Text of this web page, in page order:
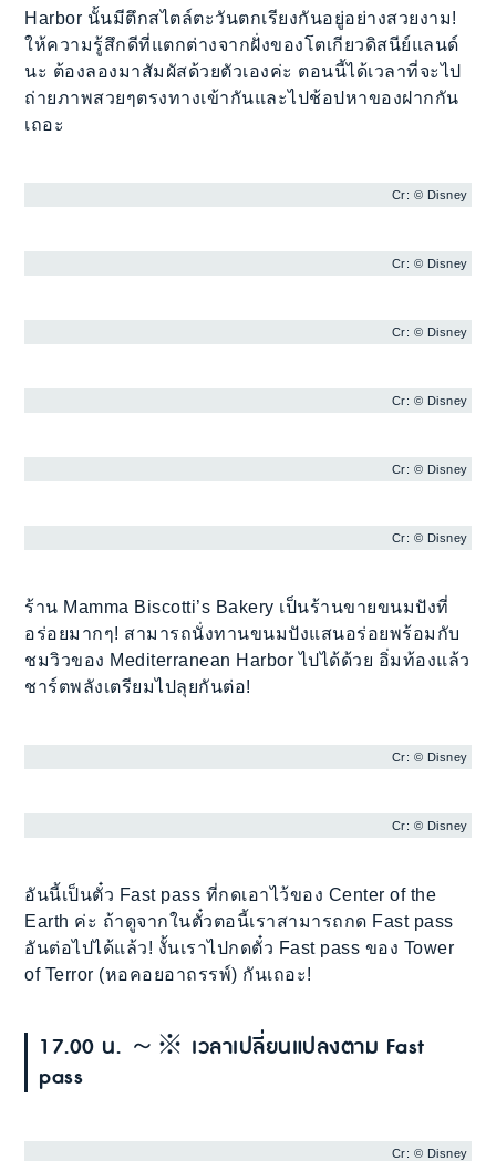
Harbor นั้นมีตึกสไตล์ตะวันตกเรียงกันอยู่อย่างสวยงาม!
ให้ความรู้สึกดีที่แตกต่างจากฝั่งของโตเกียวดิสนีย์แลนด์
นะ ต้องลองมาสัมผัสด้วยตัวเองค่ะ ตอนนี้ได้เวลาที่จะไป
ถ่ายภาพสวยๆตรงทางเข้ากันและไปช้อปหาของฝากกัน
เถอะ
Cr: © Disney
Cr: © Disney
Cr: © Disney
Cr: © Disney
Cr: © Disney
Cr: © Disney
ร้าน Mamma Biscotti’s Bakery เป็นร้านขายขนมปังที่
อร่อยมากๆ! สามารถนั่งทานขนมปังแสนอร่อยพร้อมกับ
ชมวิวของ Mediterranean Harbor ไปได้ด้วย อิ่มท้องแล้ว
ชาร์ตพลังเตรียมไปลุยกันต่อ!
Cr: © Disney
Cr: © Disney
อันนี้เป็นตั๋ว Fast pass ที่กดเอาไว้ของ Center of the
Earth ค่ะ ถ้าดูจากในตั๋วตอนี้เราสามารถกด Fast pass
อันต่อไปได้แล้ว! งั้นเราไปกดตั๋ว Fast pass ของ Tower
of Terror (หอคอยอาถรรพ์) กันเถอะ!
17.00 น. ～※ เวลาเปลี่ยนแปลงตาม Fast
pass
Cr: © Disney